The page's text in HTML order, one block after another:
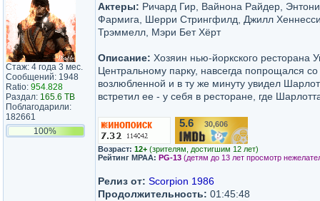
Стаж: 4 года 3 мес.
Сообщений: 1948
Ratio: 954.828
Раздал: 165.6 TB
Поблагодарили:
182661
100%
Актеры: Ричард Гир, Вайнона Райдер,
Фармига, Шерри Стрингфилд, Джилл
Трэммелл, Мэри Бет Хёрт
Описание: Хозяин нью-йоркского ресторана
Центральному парку, навсегда попрощался
возлюбленной и в ту же минуту увидел
встретил ее - у себя в ресторане, где
5.6 30,606
Возраст: 12+ (зрителям, достигшим 12 лет)
Рейтинг MPAA: PG-13 (детям до 13 лет просмотр
Релиз от: Scorpion 1986
Продолжительность: 01:45:48